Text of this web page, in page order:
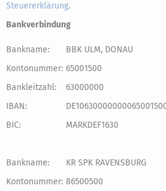
Steuererklärung.
Bankverbindung
Bankname:
BBK ULM, DONAU
Kontonummer: 65001500
Bankleitzahl:
63000000
IBAN:
BIC:
MARKDEF1630
Bankname:
KR SPK RAVENSBURG
Kontonummer: 86500500